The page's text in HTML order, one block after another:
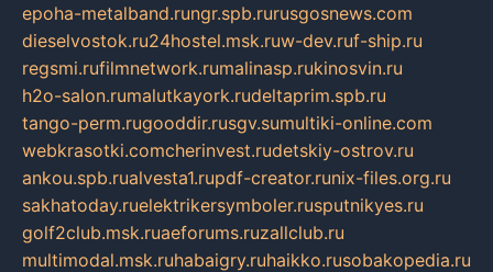
epoha-metalband.rungr.spb.rurusgosnews.com
dieselvostok.ru24hostel.msk.ruw-dev.ruf-ship.ru
regsmi.rufilmnetwork.rumalinasp.rukinosvin.ru
h2o-salon.rumalutkayork.rudeltaprim.spb.ru
tango-perm.rugooddir.rusgv.sumultiki-online.com
webkrasotki.comcherinvest.rudetskiy-ostrov.ru
ankou.spb.rualvesta1.rupdf-creator.runix-files.org.ru
sakhatoday.ruelektrikersymboler.rusputnikyes.ru
golf2club.msk.ruaeforums.ruzallclub.ru
multimodal.msk.ruhabaigry.ruhaikko.rusobakopedia.ru